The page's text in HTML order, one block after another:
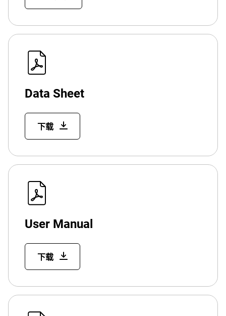
Data Sheet
下载
User Manual
下载